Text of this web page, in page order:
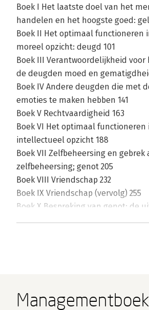
Boek I Het laatste doel van het
handelen en het hoogste goed:
Boek II Het optimaal functioneren
moreel opzicht: deugd 101
Boek III Verantwoordelijkheid
de deugden moed en
Boek IV Andere deugden die met
emoties te maken hebben 141
Boek V Rechtvaardigheid 163
Boek VI Het optimaal functioneren
intellectueel opzicht 188
Boek VII Zelfbeheersing en gebrek
zelfbeheersing; genot 205
Boek VIII Vriendschap 232
Boek IX Vriendschap (vervolg) 255
Boek X Bespreking van genot; de